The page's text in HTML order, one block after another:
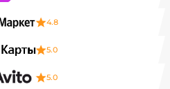
4.8
5.0
5.0